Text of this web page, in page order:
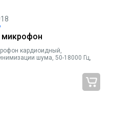
микрофон
кардиоидный,
шума, 50-18000 Гц,